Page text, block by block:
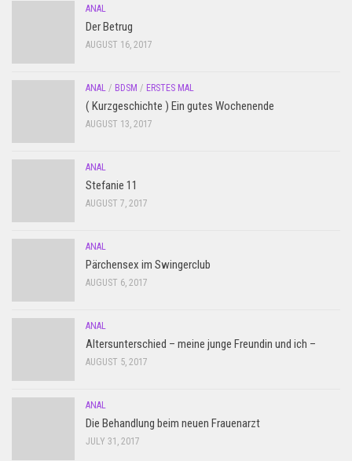
ANAL
Der Betrug
AUGUST 16, 2017
ANAL / BDSM / ERSTES MAL
( Kurzgeschichte ) Ein gutes Wochenende
AUGUST 13, 2017
ANAL
Stefanie 11
AUGUST 7, 2017
ANAL
Pärchensex im Swingerclub
AUGUST 6, 2017
ANAL
Altersunterschied – meine junge Freundin und ich –
AUGUST 5, 2017
ANAL
Die Behandlung beim neuen Frauenarzt
JULY 31, 2017